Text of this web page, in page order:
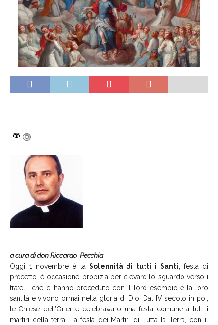
a cura di don Riccardo Pecchia
Oggi 1 novembre è la Solennità di tutti i Santi, festa di
precetto, è occasione propizia per elevare lo sguardo verso i
fratelli che ci hanno preceduto con il loro esempio e la loro
santità e vivono ormai nella gloria di Dio. Dal IV secolo in poi,
le Chiese dell’Oriente celebravano una festa comune a tutti i
martiri della terra. La festa dei Martiri di Tutta la Terra, con il